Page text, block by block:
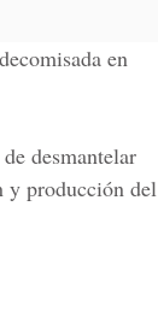
en
desmantelar
y producción del